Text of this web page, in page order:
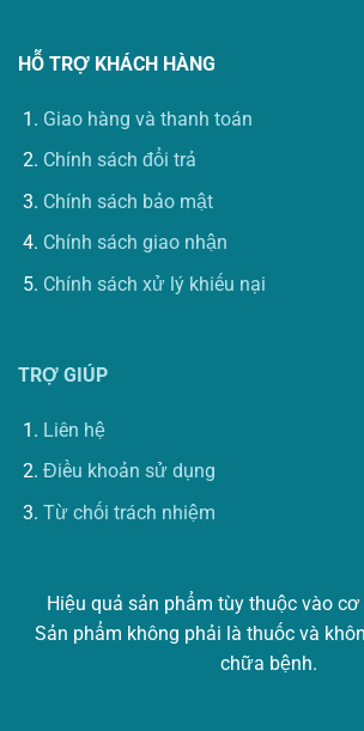
HỖ TRỢ KHÁCH HÀNG
Giao hàng và thanh toán
Chính sách đổi trả
Chính sách bảo mật
Chính sách giao nhận
Chính sách xử lý khiếu nại
TRỢ GIÚP
Liên hệ
Điều khoản sử dụng
Từ chối trách nhiệm
Hiệu quả sản phẩm tùy thuộc vào
Sản phẩm không phải là thuốc và
chữa bệnh.